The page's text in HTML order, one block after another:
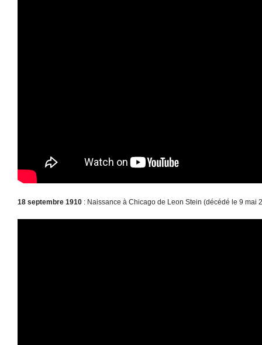
18 septembre 1910 : Naissance à Chicago de Leon Stein (décédé le 9 mai